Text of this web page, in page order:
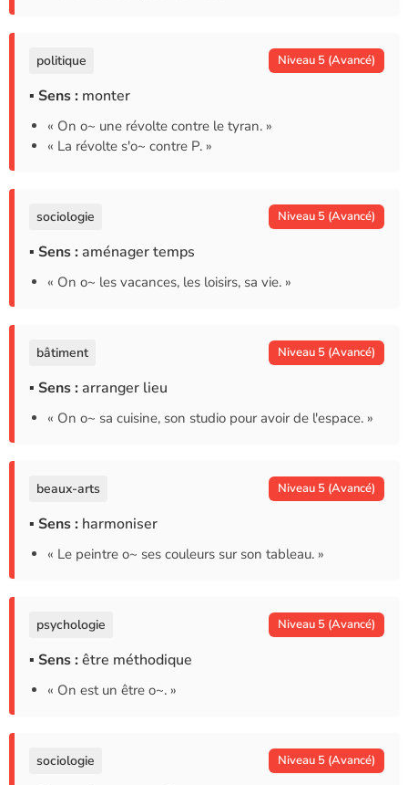
politique Niveau 5 (Avancé)
▪ Sens : monter
« On o~ une révolte contre le tyran. »
« La révolte s'o~ contre P. »
sociologie Niveau 5 (Avancé)
▪ Sens : aménager temps
« On o~ les vacances, les loisirs, sa vie. »
bâtiment Niveau 5 (Avancé)
▪ Sens : arranger lieu
« On o~ sa cuisine, son studio pour avoir de l'espace. »
beaux-arts Niveau 5 (Avancé)
▪ Sens : harmoniser
« Le peintre o~ ses couleurs sur son tableau. »
psychologie Niveau 5 (Avancé)
▪ Sens : être méthodique
« On est un être o~. »
sociologie Niveau 5 (Avancé)